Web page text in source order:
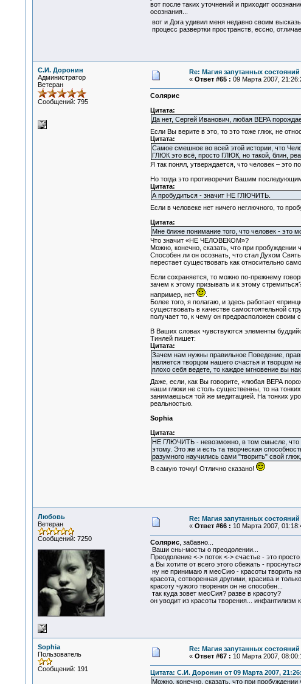
вот после таких уточнений и приходит
осознания...
вот и Дога удивил меня недавно своим
процесс развертки пространств, ессно,
С.И. Доронин
Администратор
Ветеран
Сообщений: 795
Re: Магия запутанных
« Ответ #65 : 09 Марта 2007,
Солярис
Цитата:
Да нет, Сергей Иванович, любая ВЕРА
Если Вы верите в это, то это тоже глюк, не
Цитата:
Самое смешное во всей этой истории, что
ГЛЮК это всё, просто ГЛЮК, но такой, блин,
Я так понял, утверждается, что человек – это
Но тогда это противоречит Вашим
Цитата:
А пробудиться - значит НЕ ГЛЮЧИТЬ.
Если в человеке нет ничего неглючного, то
Цитата:
Мне ближе понимание того, что человек - это
Что значит «НЕ ЧЕЛОВЕКОМ»?
Можно, конечно, сказать, что при пробуждении
Способен ли он осознать, что стал Духом
перестает существовать как относительно
Если сохраняется, то можно по-прежнему
зачем к этому призывать и к этому
например, нет
.
Более того, я полагаю, и здесь работает
существовать в качестве самостоятельной
получает то, к чему он предрасположен своим
В Ваших словах чувствуются элементы
Тинлей пишет:
Цитата:
Зачем нам нужны правильное Поведение,
является творцом нашего счастья и творцом
плохо себя ведете, то каждое мгновение вы
Даже, если, как Вы говорите, «любая ВЕРА
наши глюки не столь существенны, то на
занимаешься той же медитацией. На тонких
реальностью.
Sophia
Цитата:
НЕ ГЛЮЧИТЬ - невозможно, в том смысле, что
этому. Это же и есть та творческая
разумного научились сами "творить" свой
В самую точку! Отлично сказано!
Любовь
Ветеран
Сообщений: 7250
Re: Магия запутанных
« Ответ #66 : 10 Марта 2007,
Солярис, забавно...
Ваши сны-мосты о преодолении...
Преодоление <-> поток <-> счастье - это
а Вы хотите от всего этого сбежать -
ну не принимаю я месСию - красоты творить
красота, сотворенная другими, красива и
красоту чужого творения он не способен...
так куда зовет месСия? разве в красоту?
он уводит из красоты творения... инфантилизм
Sophia
Пользователь
Сообщений: 191
Re: Магия запутанных
« Ответ #67 : 10 Марта 2007,
Цитата: С.И. Доронин от 09 Марта 2007,
Можно, конечно, сказать, что при пробуждении